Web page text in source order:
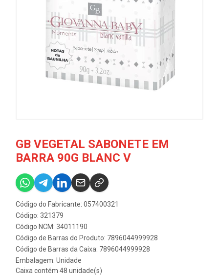
GB VEGETAL SABONETE EM
BARRA 90G BLANC V
Código do Fabricante: 057400321
Código: 321379
Código NCM: 34011190
Código de Barras do Produto: 7896044999928
Código de Barras da Caixa: 7896044999928
Embalagem: Unidade
Caixa contém 48 unidade(s)